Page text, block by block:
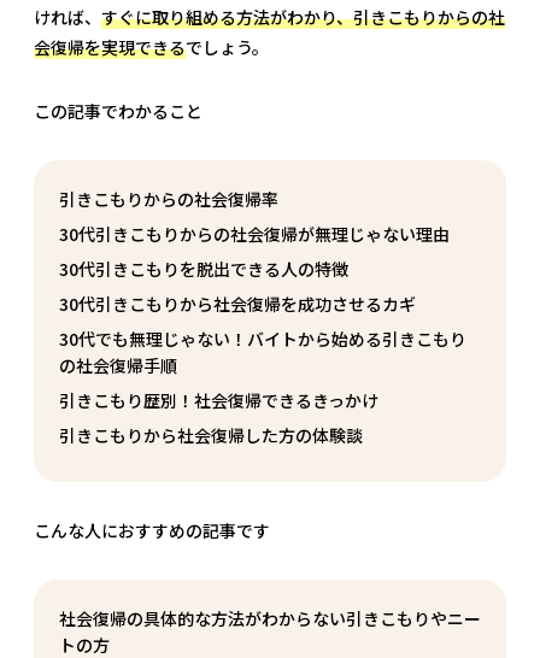
ければ、 すぐに取り組める方法がわかり、引きこもりからの社
会復帰を実現できるでしょう。
この記事でわかること
引きこもりからの社会復帰率
30代引きこもりからの社会復帰が無理じゃない理由
30代引きこもりを脱出できる人の特徴
30代引きこもりから社会復帰を成功させるカギ
30代でも無理じゃない！バイトから始める引きこもり
の社会復帰手順
引きこもり歴別！社会復帰できるきっかけ
引きこもりから社会復帰した方の体験談
こんな人におすすめの記事です
社会復帰の具体的な方法がわからない引きこもりやニー
トの方